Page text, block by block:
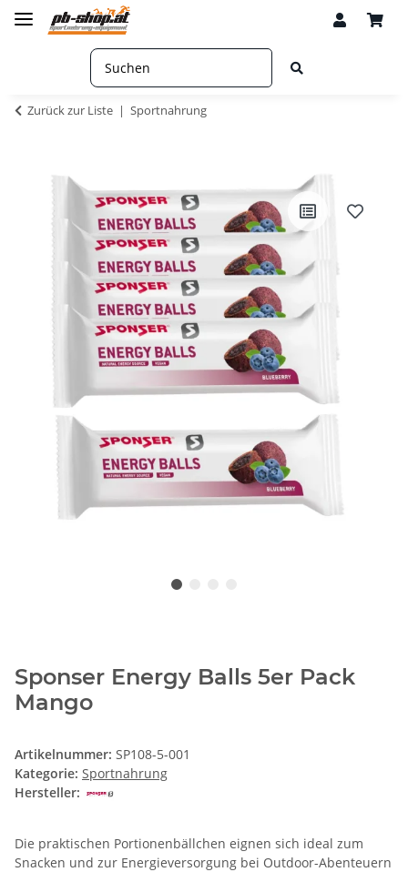
Zurück zur Liste Sportnahrung
Sponser Energy Balls 5er Pack
Mango
Artikelnummer: SP108-5-001
Kategorie: Sportnahrung
Hersteller:
Die praktischen Portionenbällchen eignen sich ideal zum
Snacken und zur Energieversorgung bei Outdoor-Abenteuern